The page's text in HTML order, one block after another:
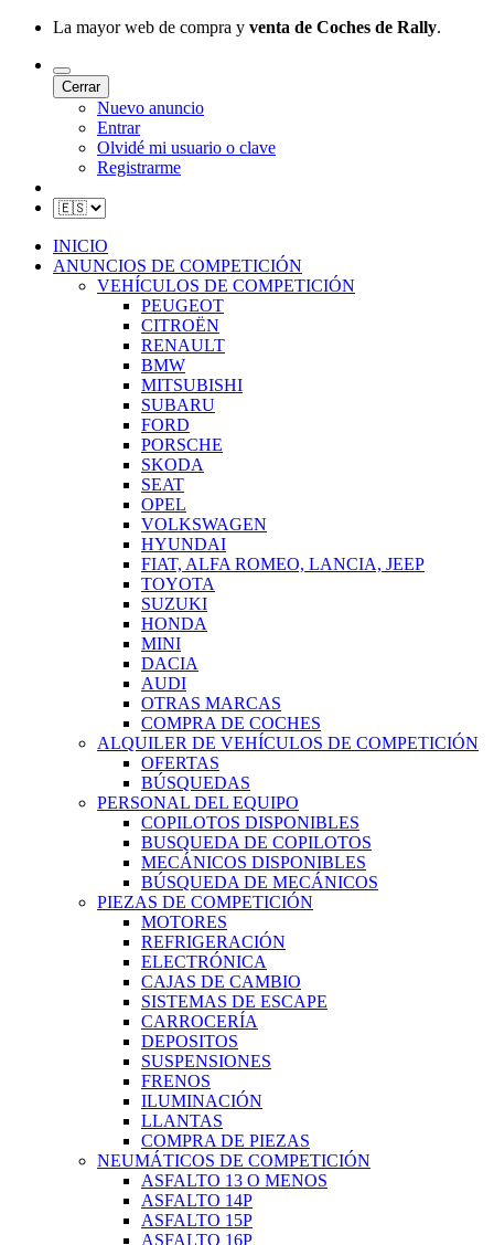
La mayor web de compra y venta de Coches de Rally.
Cerrar
Nuevo anuncio
Entrar
Olvidé mi usuario o clave
Registrarme
INICIO
ANUNCIOS DE COMPETICIÓN
VEHÍCULOS DE COMPETICIÓN
PEUGEOT
CITROËN
RENAULT
BMW
MITSUBISHI
SUBARU
FORD
PORSCHE
SKODA
SEAT
OPEL
VOLKSWAGEN
HYUNDAI
FIAT, ALFA ROMEO, LANCIA, JEEP
TOYOTA
SUZUKI
HONDA
MINI
DACIA
AUDI
OTRAS MARCAS
COMPRA DE COCHES
ALQUILER DE VEHÍCULOS DE COMPETICIÓN
OFERTAS
BÚSQUEDAS
PERSONAL DEL EQUIPO
COPILOTOS DISPONIBLES
BUSQUEDA DE COPILOTOS
MECÁNICOS DISPONIBLES
BÚSQUEDA DE MECÁNICOS
PIEZAS DE COMPETICIÓN
MOTORES
REFRIGERACIÓN
ELECTRÓNICA
CAJAS DE CAMBIO
SISTEMAS DE ESCAPE
CARROCERÍA
DEPOSITOS
SUSPENSIONES
FRENOS
ILUMINACIÓN
LLANTAS
COMPRA DE PIEZAS
NEUMÁTICOS DE COMPETICIÓN
ASFALTO 13 O MENOS
ASFALTO 14P
ASFALTO 15P
ASFALTO 16P